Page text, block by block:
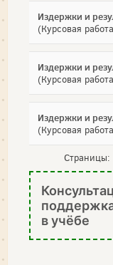
Издержки и
(Курсовая
Издержки и
(Курсовая
Издержки и
(Курсовая
Страницы:
в учёбе